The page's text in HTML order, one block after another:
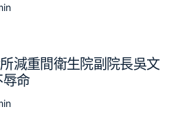
減重間衛生院副院長吳文
命